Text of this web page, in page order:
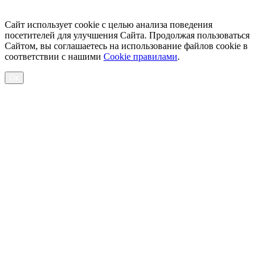
Сайт использует cookie с целью анализа поведения
посетителей для улучшения Сайта. Продолжая пользоваться
Сайтом, вы соглашаетесь на использование файлов cookie в
соответствии с нашими Cookiе правилами.